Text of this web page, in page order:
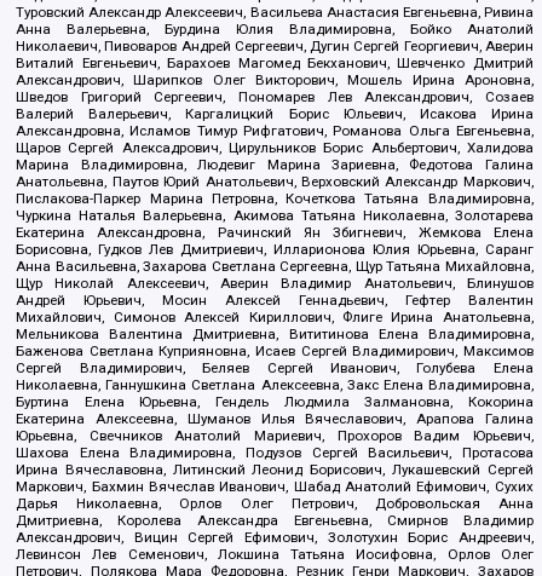
Туровский Александр Алексеевич, Васильева Анастасия Евгеньевна, Ривина
Анна Валерьевна, Бурдина Юлия Владимировна, Бойко Анатолий
Николаевич, Пивоваров Андрей Сергеевич, Дугин Сергей Георгиевич, Аверин
Виталий Евгеньевич, Барахоев Магомед Бекханович, Шевченко Дмитрий
Александрович, Шарипков Олег Викторович, Мошель Ирина Ароновна,
Шведов Григорий Сергеевич, Пономарев Лев Александрович, Созаев
Валерий Валерьевич, Каргалицкий Борис Юльевич, Исакова Ирина
Александровна, Исламов Тимур Рифгатович, Романова Ольга Евгеньевна,
Щаров Сергей Алексадрович, Цирульников Борис Альбертович, Халидова
Марина Владимировна, Людевиг Марина Зариевна, Федотова Галина
Анатольевна, Паутов Юрий Анатольевич, Верховский Александр Маркович,
Пислакова-Паркер Марина Петровна, Кочеткова Татьяна Владимировна,
Чуркина Наталья Валерьевна, Акимова Татьяна Николаевна, Золотарева
Екатерина Александровна, Рачинский Ян Збигневич, Жемкова Елена
Борисовна, Гудков Лев Дмитриевич, Илларионова Юлия Юрьевна, Саранг
Анна Васильевна, Захарова Светлана Сергеевна, Щур Татьяна Михайловна,
Щур Николай Алексеевич, Аверин Владимир Анатольевич, Блинушов
Андрей Юрьевич, Мосин Алексей Геннадьевич, Гефтер Валентин
Михайлович, Симонов Алексей Кириллович, Флиге Ирина Анатольевна,
Мельникова Валентина Дмитриевна, Вититинова Елена Владимировна,
Баженова Светлана Куприяновна, Исаев Сергей Владимирович, Максимов
Сергей Владимирович, Беляев Сергей Иванович, Голубева Елена
Николаевна, Ганнушкина Светлана Алексеевна, Закс Елена Владимировна,
Буртина Елена Юрьевна, Гендель Людмила Залмановна, Кокорина
Екатерина Алексеевна, Шуманов Илья Вячеславович, Арапова Галина
Юрьевна, Свечников Анатолий Мариевич, Прохоров Вадим Юрьевич,
Шахова Елена Владимировна, Подузов Сергей Васильевич, Протасова
Ирина Вячеславовна, Литинский Леонид Борисович, Лукашевский Сергей
Маркович, Бахмин Вячеслав Иванович, Шабад Анатолий Ефимович, Сухих
Дарья Николаевна, Орлов Олег Петрович, Добровольская Анна
Дмитриевна, Королева Александра Евгеньевна, Смирнов Владимир
Александрович, Вицин Сергей Ефимович, Золотухин Борис Андреевич,
Левинсон Лев Семенович, Локшина Татьяна Иосифовна, Орлов Олег
Петрович, Полякова Мара Федоровна, Резник Генри Маркович, Захаров